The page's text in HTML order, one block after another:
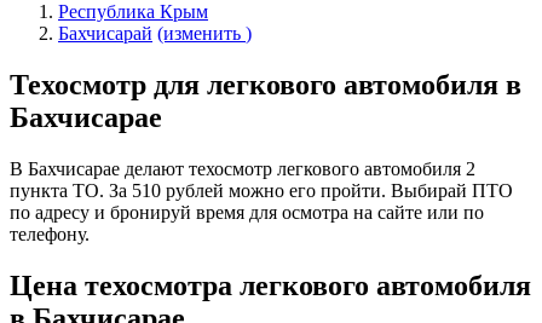
Республика Крым
Бахчисарай (изменить )
Техосмотр для легкового автомобиля в
Бахчисарае
В Бахчисарае делают техосмотр легкового автомобиля 2
пункта ТО. За 510 рублей можно его пройти. Выбирай ПТО
по адресу и бронируй время для осмотра на сайте или по
телефону.
Цена техосмотра легкового автомобиля